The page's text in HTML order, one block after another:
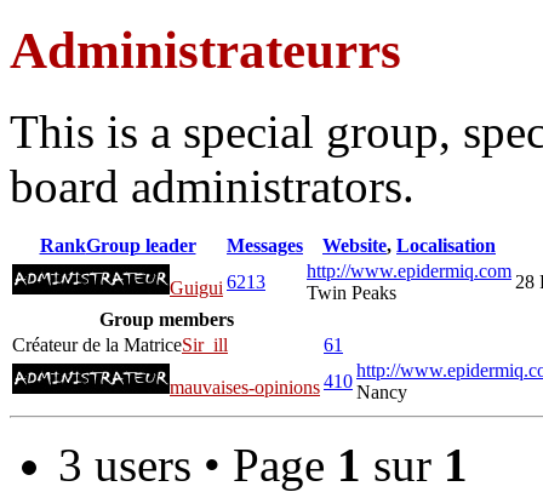
Administrateurrs
This is a special group,
board administrators.
RankGroup leader Messages Website, Localisation
Guigui 6213
http://www.epidermiq.com
Twin Peaks
28
Group members
Créateur de la MatriceSir_ill 61
mauvaises-opinions410
http://
Nancy
3 users • Page 1 sur 1